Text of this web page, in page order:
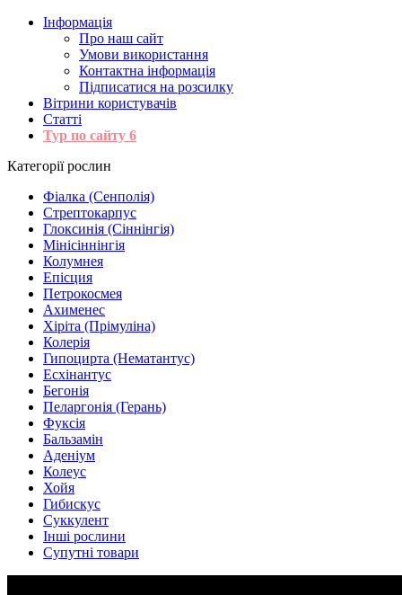
Інформація
Про наш сайт
Умови використання
Контактна інформація
Підписатися на розсилку
Вітрини користувачів
Статті
Тур по сайту 6
Категорії рослин
Фіалка (Сенполія)
Стрептокарпус
Глоксинія (Сіннінгія)
Мінісіннінгія
Колумнея
Епісция
Петрокосмея
Ахименес
Хіріта (Прімуліна)
Колерія
Гипоцирта (Нематантус)
Есхінантус
Бегонія
Пеларгонія (Герань)
Фуксія
Бальзамін
Аденіум
Колеус
Хойя
Гибискус
Суккулент
Інші рослини
Супутні товари